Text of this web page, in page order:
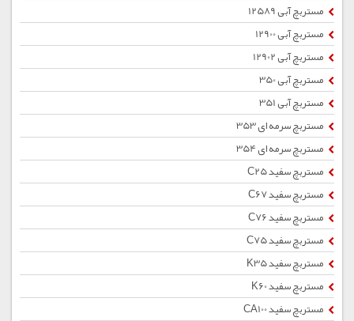
مستربچ آبی 12589
مستربچ آبی 12900
مستربچ آبی 12902
مستربچ آبی 350
مستربچ آبی 351
مستربچ سرمه ای 353
مستربچ سرمه ای 354
مستربچ سفید C25
مستربچ سفید C67
مستربچ سفید C76
مستربچ سفید C75
مستربچ سفید K35
مستربچ سفید K60
مستربچ سفید CA100